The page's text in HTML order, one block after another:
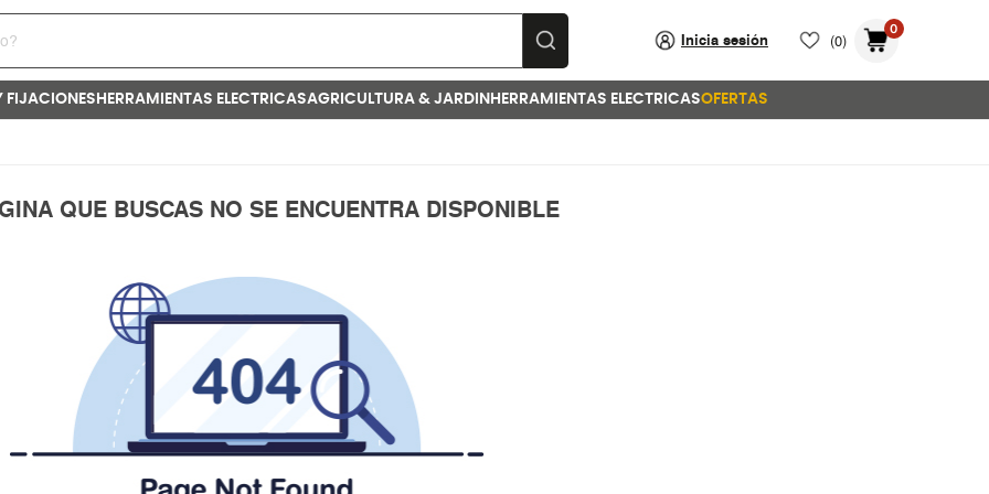
Inicia sesión (0)
0
FIJACIONES HERRAMIENTAS ELECTRICASAGRICULTURA & JARDIN HERRAMIENTAS ELECTRICASOFERTAS
QUE BUSCAS NO SE ENCUENTRA DISPONIBLE